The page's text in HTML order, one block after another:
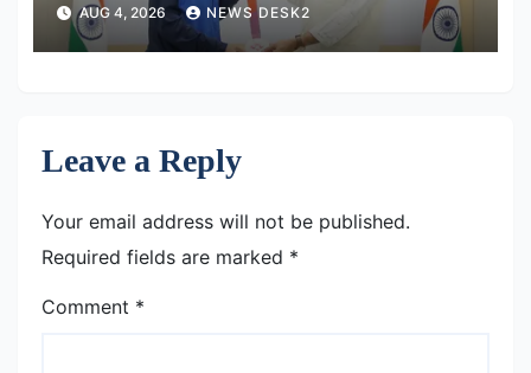
AUG 4, 2026 NEWS DESK2
Leave a Reply
Your email address will not be published.
Required fields are marked *
Comment *